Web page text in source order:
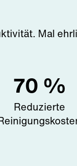
. Mal
70 %
Reduzierte